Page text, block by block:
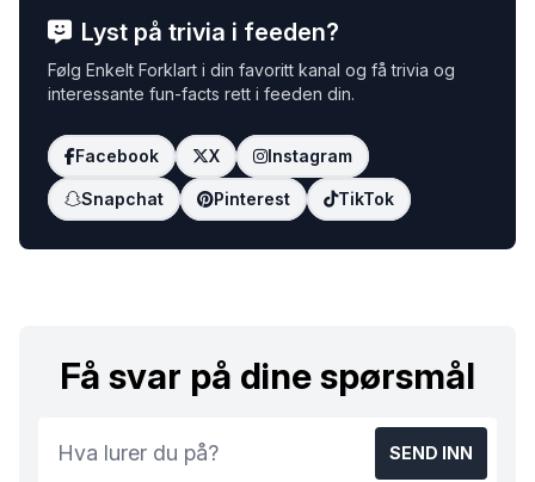
Lyst på trivia i feeden?
Følg Enkelt Forklart i din favoritt kanal og få trivia og
interessante fun-facts rett i feeden din.
Facebook X Instagram
Snapchat Pinterest TikTok
Få svar på dine spørsmål
SEND INN